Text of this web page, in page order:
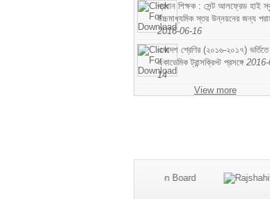
প্রধান শিক্ষক : সেন্ট আলফ্রেড হাই
উচ্চমাধ্যমিক স্তর উন্নয়নের জন্য
2016-06-16
একাদশ শ্রেণির (২০১৬-২০১৭)
একাডেমিক ট্রান্সক্রিপ্ট প্রসঙ্গে
14
View more